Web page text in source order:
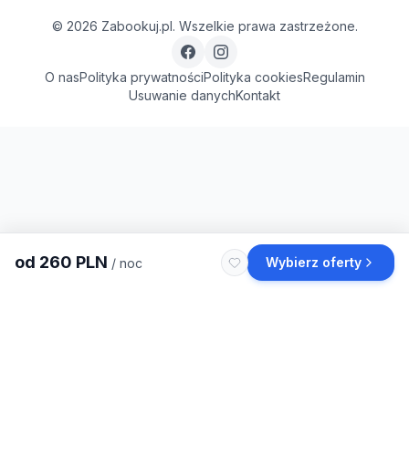
od 260 PLN / noc Wybierz oferty
© 2026 Zabookuj.pl. Wszelkie prawa zastrzeżone.
O nasPolityka prywatnościPolityka cookiesRegulamin
Usuwanie danychKontakt